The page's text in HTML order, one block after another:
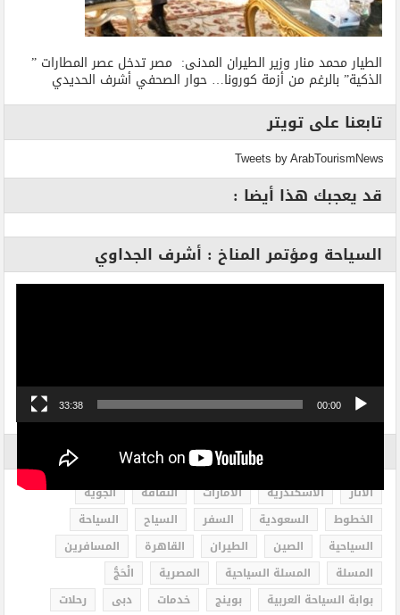
الطيار محمد منار وزير الطيران المدنى: مصر تدخل عصر المطارات ”
الذكية” بالرغم من أزمة كورونا… حوار الصحفي أشرف الحديدي
تابعنا على تويتر
Tweets by ArabTourismNews
قد يعجبك هذا أيضا :
السياحة ومؤتمر المناخ : أشرف الجداوي
00:00
33:38
الاثار الاسكندرية الامارات الثقافة
الجوية
الخطوط
السعودية السفر السياح
السياحة
السياحية
الصين الطيران القاهرة
المسافرين
المسلة
المسلة السياحية المصرية
الْحَجُّ
بوابة السياحة العربية
بوينج خدمات دبى
رحلات